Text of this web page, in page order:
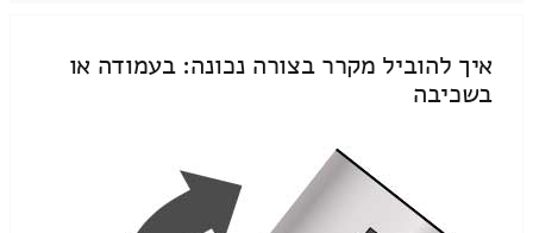
איך להוביל מקרר בצורה נכונה: בעמודה או
בשכיבה